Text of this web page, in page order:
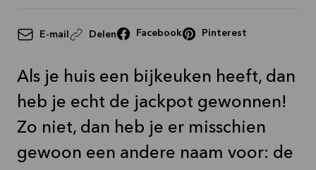
E-mail Delen Facebook Pinterest
Als je huis een bijkeuken heeft, dan
heb je echt de jackpot gewonnen!
Zo niet, dan heb je er misschien
gewoon een andere naam voor: de